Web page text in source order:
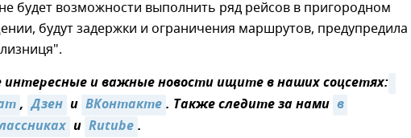
будет возможности выполнить ряд рейсов в пригородном
будут задержки и ограничения маршрутов, предупредила
и важные новости ищите в наших соцсетях:
, Дзен и ВКонтакте. Также следите за нами в
и Rutube.